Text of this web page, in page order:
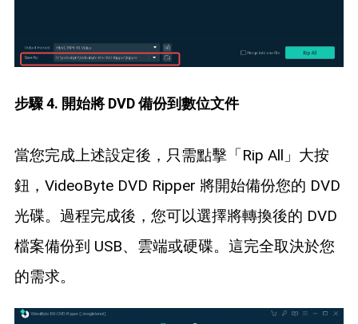
步驟 4. 開始將 DVD 備份到數位文件
當您完成上述設定後，只需點擊「Rip All」大按
鈕，VideoByte DVD Ripper 將開始備份您的 DVD
光碟。過程完成後，您可以選擇將轉換後的 DVD
檔案備份到 USB、雲端或硬碟。這完全取決於您
的需求。